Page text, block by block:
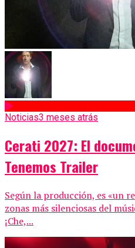
Noticias3 meses atrás
Cerati 2027: El
Tenemos Trailer
Según la producción, es «un
zonas más silenciosas del
¡Che,...